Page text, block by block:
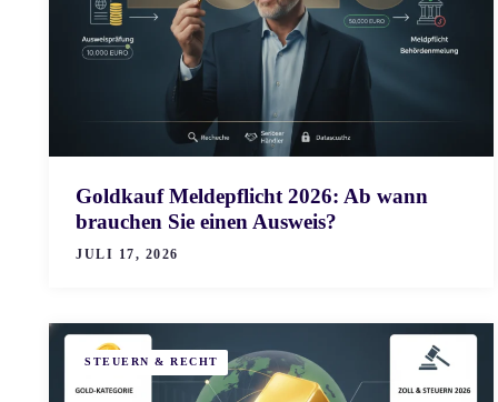
Goldkauf Meldepflicht 2026: Ab wann
brauchen Sie einen Ausweis?
JULI 17, 2026
STEUERN & RECHT